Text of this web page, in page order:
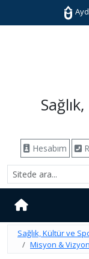
Hesabım
Sağlık, Kültür ve
Misyon & Vizyon